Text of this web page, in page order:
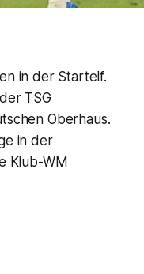
in der Startelf.
TSG
Oberhaus.
in der
Klub-WM